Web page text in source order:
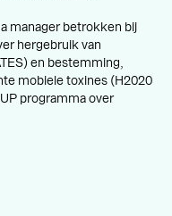
manager betrokken bij
hergebruik van
en bestemming,
mobiele toxines (H2020
programma over